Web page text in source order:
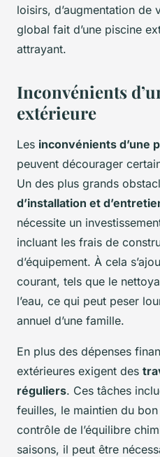
loisirs, d’augmentation de
global fait d’une piscine
attrayant.
Inconvénients
extérieure
Les inconvénients d’une
peuvent décourager
Un des plus grands
d’installation et
nécessite un
incluant les frais de
d’équipement. À cela
courant, tels que le
l’eau, ce qui peut peser
annuel d’une famille.
En plus des dépenses
extérieures exigent des
réguliers. Ces tâches
feuilles, le maintien du
contrôle de l’équilibre
saisons, il peut être